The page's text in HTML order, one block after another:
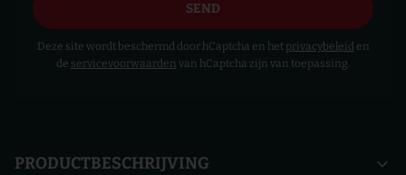
Deze site wordt beschermd door hCaptcha en het privacybeleid en
de servicevoorwaarden van hCaptcha zijn van toepassing.
PRODUCTBESCHRIJVING